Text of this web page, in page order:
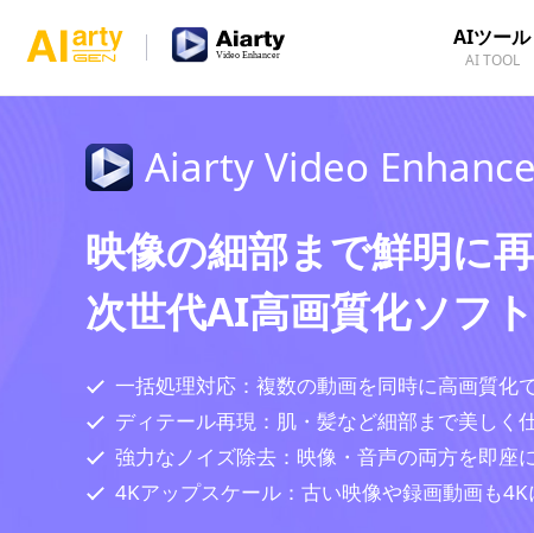
AIツール
AI TOOL
Aiarty Video
映像の細部まで鮮明に
次世代AI高画質化ソフト
一括処理対応：複数の動画を同時に高画質化で
ディテール再現：肌・髪など細部まで美しく
強力なノイズ除去：映像・音声の両方を即座
4Kアップスケール：古い映像や録画動画も4K